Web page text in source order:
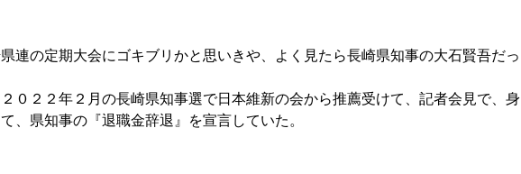
連の定期大会にゴキブリかと思いきや、よく見たら長崎県知事の大石賢吾だっ
０２２年２月の長崎県知事選で日本維新の会から推薦受けて、記者会見で、身
、県知事の『退職金辞退』を宣言していた。